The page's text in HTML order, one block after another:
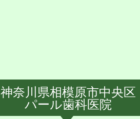
神奈川県相模原市中央区
パール歯科医院